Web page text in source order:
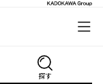
探す